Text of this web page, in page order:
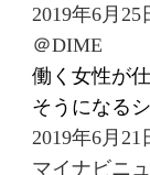
2019年6月25
＠DIME
働く女性が
そうになる
2019年6月21
マイナビニ